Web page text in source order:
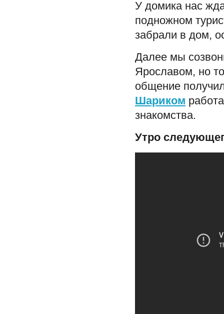
У домика нас
подножном
забрали в дом,
Далее мы
Ярославом, но
общение
Шариком
знакомства.
Утро